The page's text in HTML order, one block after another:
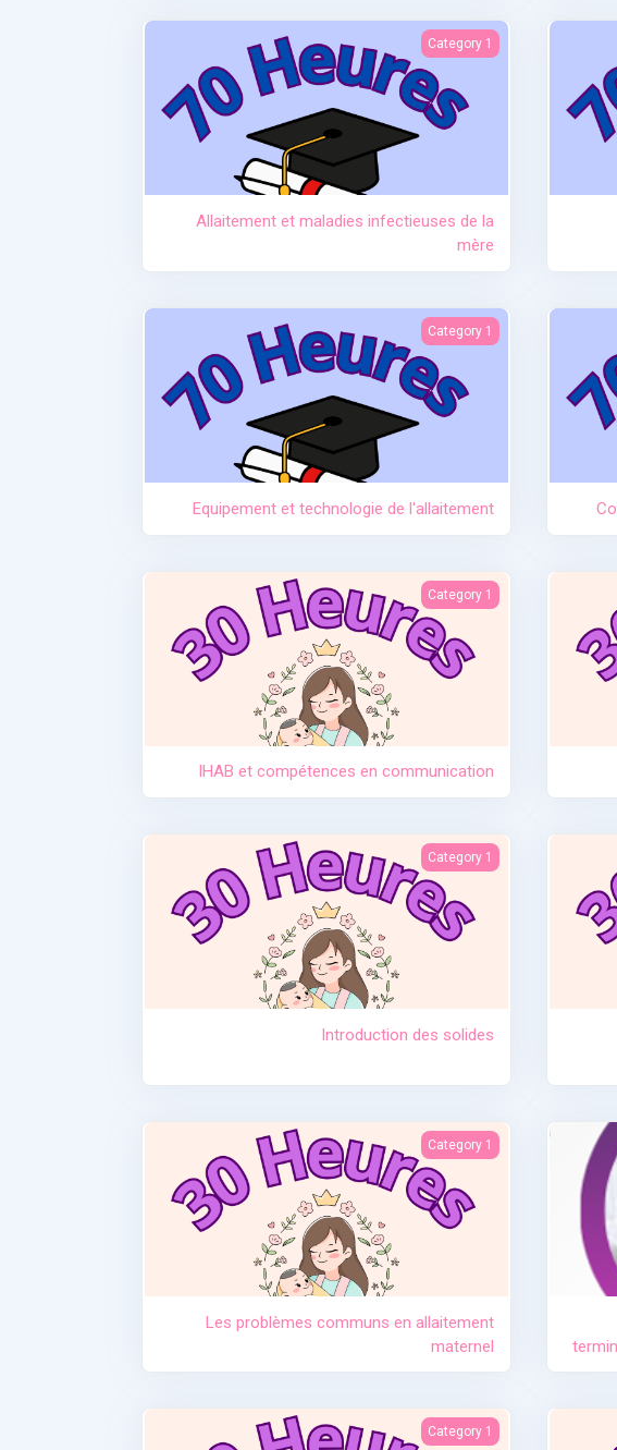
Allaitement et maladies infectieuses de la mère
Category 1
Allaitement et maladies infectieuses de la
mère
Equipement et technologie de l'allaitement
Category 1
Equipement et technologie de l'allaitement
IHAB et compétences en communication
Category 1
IHAB et compétences en communication
Introduction des solides
Category 1
Introduction des solides
Conférence: Pour une révision de la
Les problèmes communs en allaitement maternel
Category 1
Les problèmes communs en allaitement
maternel
Le post partum
Category 1